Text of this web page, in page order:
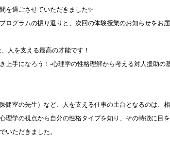
を過ごさせていただきました✨
ログラムの振り返りと、次回の体験授業のお知らせをお届
人を支える最高の才能です！
上手になろう！-心理学の性格理解から考える対人援助の
健室の先生）など、人を支える仕事の土台となるのは、
理学の視点から自分の性格タイプを知り、その特徴に目
いただきました。